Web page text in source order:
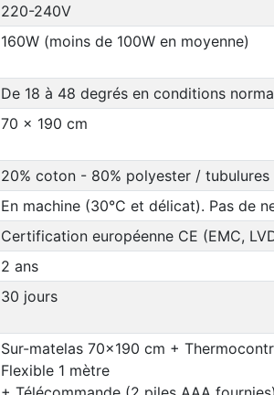
220-240V
160W (moins de 100W en moyenne)
De 18 à 48 degrés en conditions
70 x 190 cm
20% coton - 80% polyester /
En machine (30°C et délicat). Pas de
Certification européenne CE (EMC,
2 ans
30 jours
Sur-matelas 70x190 cm +
Flexible 1 mètre